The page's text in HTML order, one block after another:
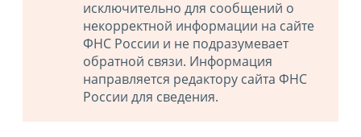
исключительно для сообщений о
некорректной информации на сайте
ФНС России и не подразумевает
обратной связи. Информация
направляется редактору сайта ФНС
России для сведения.